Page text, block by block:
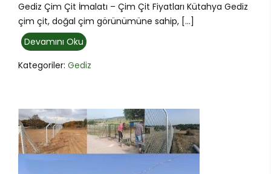
Gediz Çim Çit İmalatı – Çim Çit Fiyatları Kütahya Gediz
çim çit, doğal çim görünümüne sahip, […]
Devamını Oku
Kategoriler: Gediz